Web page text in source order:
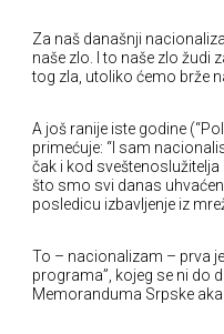
Za naš današnji
naše zlo. I to naše zlo žudi
tog zla, utoliko ćemo brže
A još ranije iste godine
primećuje: “I sam
čak i kod sveštenoslužitelja
što smo svi danas
posledicu izbavljenje iz
To – nacionalizam – prva
programa”, kojeg se ni do
Memoranduma Srpske